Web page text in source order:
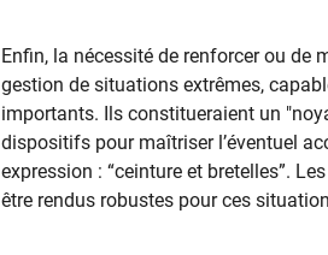
Enfin, la nécessité de renforcer ou de
gestion de situations extrêmes,
importants. Ils constitueraient un
dispositifs pour maîtriser l’éventuel
expression : “ceinture et bretelles”.
être rendus robustes pour ces